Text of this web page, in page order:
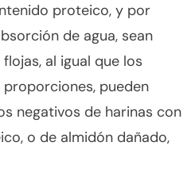
proteico, y por
de agua, sean
al igual que los
pueden
negativos de harinas con
o de almidón dañado,